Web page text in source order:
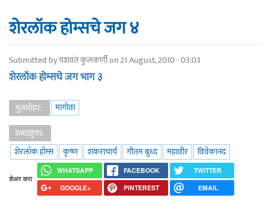
शेरलॉक होम्सचे जग ४
Submitted byयशवंत कुलकर्णीon 21 August, 2010 - 03:03
शेरलॉक होम्सचे जग भाग ३
गुलमोहर:
मागोवा
शब्दखुणा:
शेरलॉक होम्स
कृष्ण शंकराचार्य गौतम बुध्द महावीर विवेकानंद
शेअर करा
WHATSAPP FACEBOOK
TWITTER
GOOGLE+
PINTEREST EMAIL